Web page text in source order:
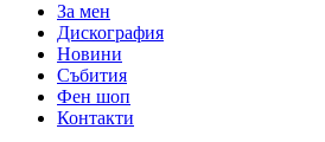
За мен
Дискография
Новини
Събития
Фен шоп
Контакти